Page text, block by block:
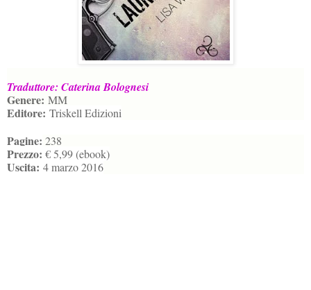
Traduttore: Caterina Bolognesi
Genere: MM
Editore: Triskell Edizioni
Pagine: 238
Prezzo: € 5,99 (ebook)
Uscita: 4 marzo 2016